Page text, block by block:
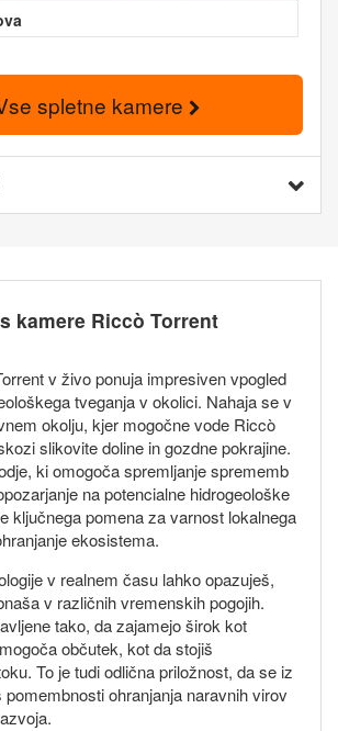
spletne kamere
kamere Riccò Torrent
v živo ponuja impresiven vpogled
tveganja v okolici. Nahaja se v
okolju, kjer mogočne vode Riccò
slikovite doline in gozdne pokrajine.
ki omogoča spremljanje sprememb
na potencialne hidrogeološke
ključnega pomena za varnost lokalnega
ekosistema.
v realnem času lahko opazuješ,
v različnih vremenskih pogojih.
tako, da zajamejo širok kot
občutek, kot da stojiš
To je tudi odlična priložnost, da se iz
ohranjanja naravnih virov